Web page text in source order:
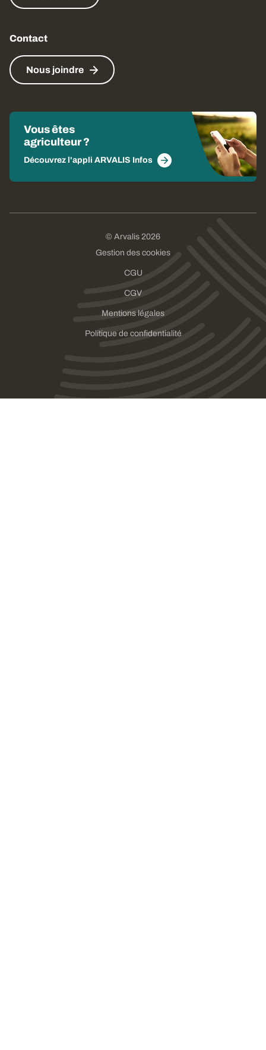
Contact
Nous joindre
Vous êtes
agriculteur ?
Découvrez l'appli ARVALIS Infos
© Arvalis 2026
Gestion des cookies
CGU
CGV
Mentions légales
Politique de confidentialité